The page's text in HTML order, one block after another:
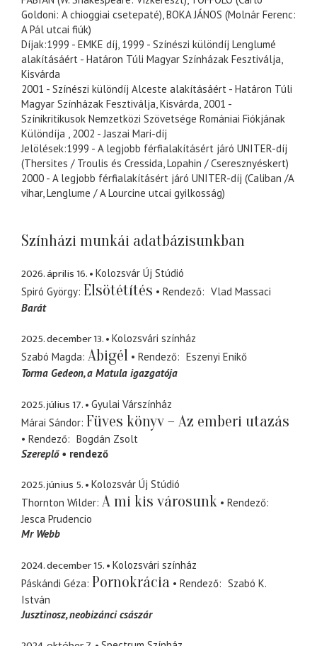
Goldoni: A chioggiai csetepaté), BOKA JÁNOS (Molnár Ferenc:
A Pál utcai fiúk)
Díjak:1999 - EMKE díj, 1999 - Színészi különdíj Lenglumé
alakításáért - Határon Túli Magyar Színházak Fesztiválja,
Kisvárda
2001 - Színészi különdíj Alceste alakításáért - Határon Túli
Magyar Színházak Fesztiválja, Kisvárda, 2001 -
Színikritikusok Nemzetközi Szövetsége Romániai Fiókjának
Különdíja , 2002 - Jaszai Mari-díj
Jelölések:1999 - A legjobb férfialakításért járó UNITER-díj
(Thersites / Troulis és Cressida, Lopahin / Cseresznyéskert)
2000 - A legjobb férfialakításért járó UNITER-díj (Caliban /A
vihar, Lenglume / A Lourcine utcai gyilkosság)
Színházi munkái adatbázisunkban
2026. április 16.
Kolozsvár Új Stúdió
Spiró György Elsötétítés Rendező
Vlad Massaci
Barát
2025. december 13.
Kolozsvári színház
Szabó Magda Abigél Rendező
Eszenyi Enikő
Torma Gedeon a Matula igazgatója
2025. július 17.
Gyulai Várszínház
Márai Sándor Füves könyv – Az emberi utazás
Rendező
Bogdán Zsolt
Szereplő
rendező
2025. június 5.
Kolozsvár Új Stúdió
Thornton Wilder A mi kis városunk
Rendező
Jesca Prudencio
Mr Webb
2024. december 15.
Kolozsvári színház
Páskándi Géza Pornokrácia Rendező
Szabó K.
István
Jusztinosz neobizánci császár